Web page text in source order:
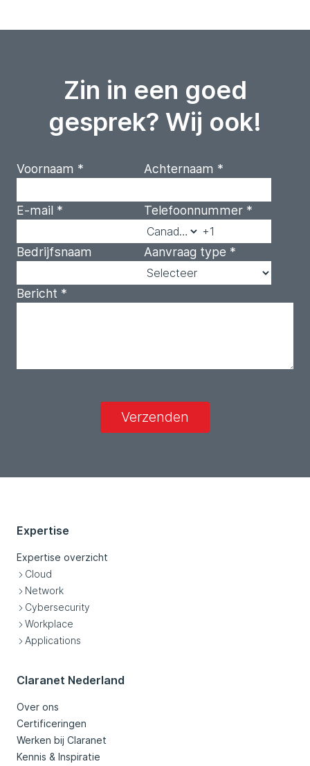
Zin in een goed
gesprek? Wij ook!
Voornaam * Achternaam *
E-mail * Telefoonnummer *
Bedrijfsnaam Aanvraag type *
Bericht *
Verzenden
Expertise
Expertise overzicht
Cloud
Network
Cybersecurity
Workplace
Applications
Claranet Nederland
Over ons
Certificeringen
Werken bij Claranet
Kennis & Inspiratie